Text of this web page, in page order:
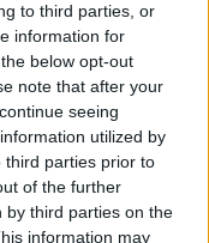
to third parties, or
information for
below opt-out
note that after your
seeing
utilized by
third parties prior to
of the further
by third parties on the
information may
allievi.
insegnare da solo
e non guardare tutti
per le proprie iniziative
senza cercare di
il bene della